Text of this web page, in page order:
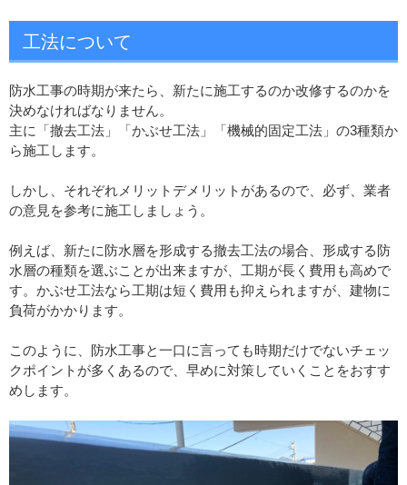
工法について
防水工事の時期が来たら、新たに施工するのか改修するのかを
決めなければなりません。
主に「撤去工法」「かぶせ工法」「機械的固定工法」の3種類か
ら施工します。
しかし、それぞれメリットデメリットがあるので、必ず、業者
の意見を参考に施工しましょう。
例えば、新たに防水層を形成する撤去工法の場合、形成する防
水層の種類を選ぶことが出来ますが、工期が長く費用も高めで
す。かぶせ工法なら工期は短く費用も抑えられますが、建物に
負荷がかかります。
このように、防水工事と一口に言っても時期だけでないチェッ
クポイントが多くあるので、早めに対策していくことをおすす
めします。